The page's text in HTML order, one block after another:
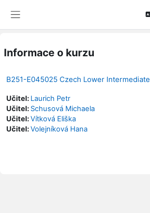
Informace o kurzu
B251-E045025 Czech Lower Intermediate
Učitel: Laurich Petr
Učitel: Schusová Michaela
Učitel:Vítková Eliška
Učitel:Volejníková Hana